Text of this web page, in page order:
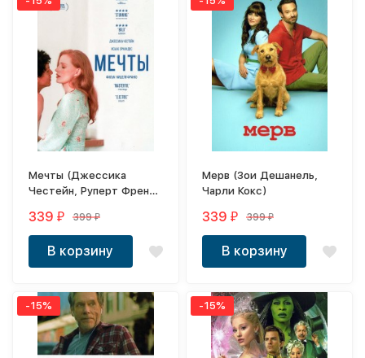
Мечты (Джессика
Честейн, Руперт Френд,
339₽ 399₽
В корзину
Мерв (Зои Дешанель,
Чарли Кокс)
339₽ 399₽
В корзину
-15% -15%